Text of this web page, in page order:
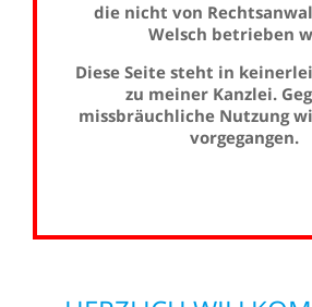
die nicht von
Welsch betrieben
Diese Seite steht in
zu meiner Kanzlei.
missbräuchliche Nutzung
vorgegangen.